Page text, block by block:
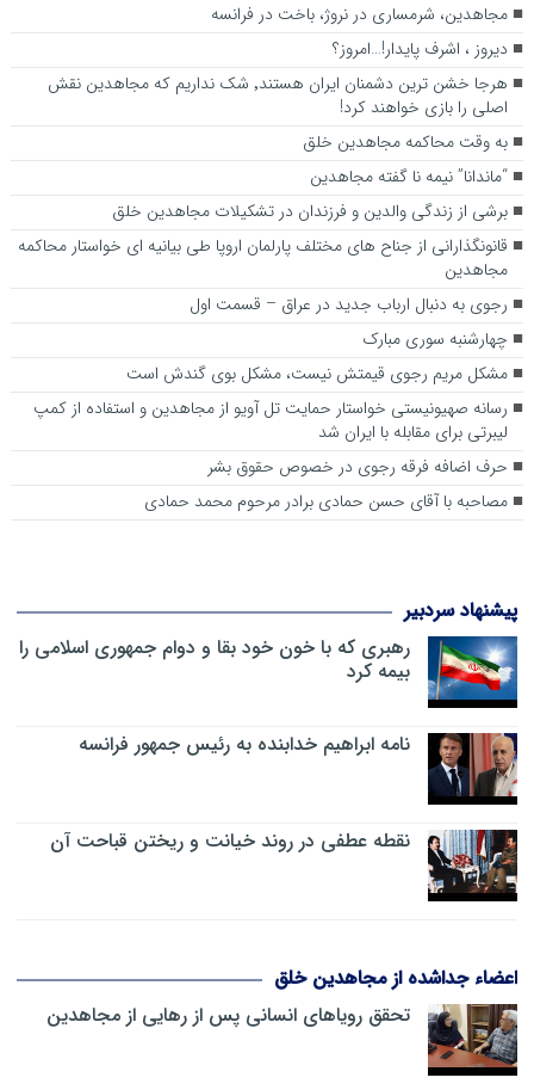
مجاهدین، شرم‎ساری در نروژ، باخت در فرانسه
ديروز ، اشرف پايدار!…امروز؟
هرجا خشن ترین دشمنان ایران هستند٬ شک نداریم که مجاهدین نقش
اصلی را بازی خواهند کرد!
به وقت محاکمه مجاهدین خلق
“ماندانا” نیمه نا گفته مجاهدین
برشی از زندگی والدین و فرزندان در تشکیلات مجاهدین خلق
قانونگذارانی از جناح های مختلف پارلمان اروپا طی بیانیه ای خواستار محاکمه
مجاهدین
رجوی به دنبال ارباب جدید در عراق – قسمت اول
چهارشنبه سوری مبارک
مشکل مریم رجوی قیمتش نیست، مشکل بوی گندش است
رسانه صهیونیستی خواستار حمایت تل آویو از مجاهدین و استفاده از کمپ
لیبرتی برای مقابله با ایران شد
حرف اضافه فرقه رجوی در خصوص حقوق بشر
مصاحبه با آقای حسن حمادی برادر مرحوم محمد حمادی
پیشنهاد سردبیر
رهبری که با خون خود بقا و دوام جمهوری اسلامی را
بیمه کرد
نامه ابراهیم خدابنده به رئیس جمهور فرانسه
نقطه عطفی در روند خیانت و ریختن قباحت آن
اعضاء جداشده از مجاهدین خلق
تحقق رویاهای انسانی پس از رهایی از مجاهدین